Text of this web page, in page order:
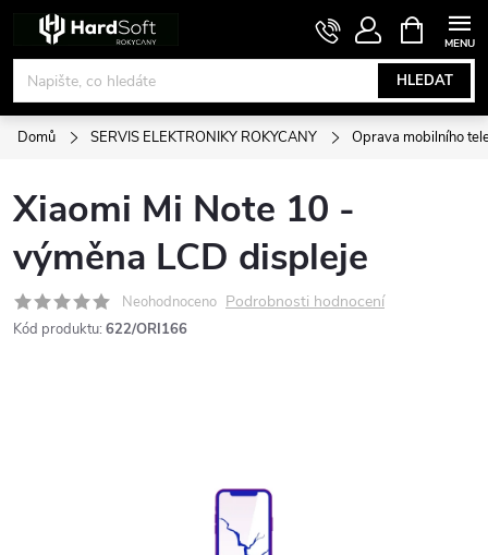
obsah
HLEDAT
NÁKUPNÍ
KOŠÍK
Domů SERVIS ELEKTRONIKY ROKYCANY Oprava mobilního
Xiaomi Mi Note 10 -
výměna LCD displeje
Neohodnoceno Podrobnosti hodnocení
Kód produktu: 622/ORI166